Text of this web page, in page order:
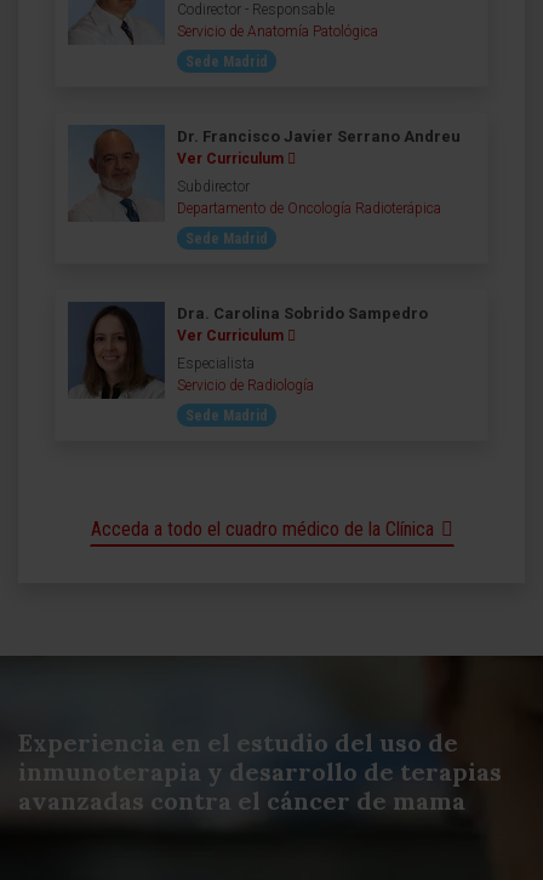
Codirector - Responsable
Servicio de Anatomía Patológica
Sede Madrid
Dr. Francisco Javier Serrano Andreu
Ver Curriculum
Subdirector
Departamento de Oncología Radioterápica
Sede Madrid
Dra. Carolina Sobrido Sampedro
Ver Curriculum
Especialista
Servicio de Radiología
Sede Madrid
Acceda a todo el cuadro médico de la Clínica
Experiencia en el estudio del uso de
inmunoterapia y desarrollo de terapias
avanzadas contra el cáncer de mama